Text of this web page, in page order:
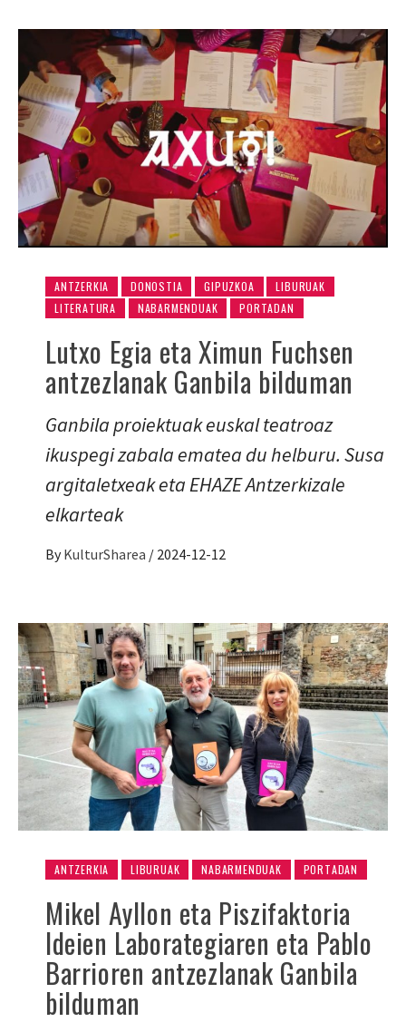
ANTZERKIA DONOSTIA GIPUZKOA
LIBURUAK
LITERATURA
NABARMENDUAK PORTADAN
Lutxo Egia eta Ximun Fuchsen
antzezlanak Ganbila bilduman
Ganbila proiektuak euskal teatroaz
ikuspegi zabala ematea du helburu. Susa
argitaletxeak eta EHAZE Antzerkizale
elkarteak
By KulturSharea / 2024-12-12
ANTZERKIA LIBURUAK NABARMENDUAK PORTADAN
Mikel Ayllon eta Piszifaktoria
Ideien Laborategiaren eta Pablo
Barrioren antzezlanak Ganbila
bilduman